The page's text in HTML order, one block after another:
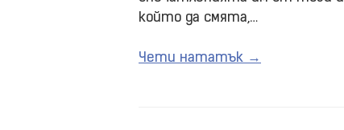
който да смята,…
Чети нататък →